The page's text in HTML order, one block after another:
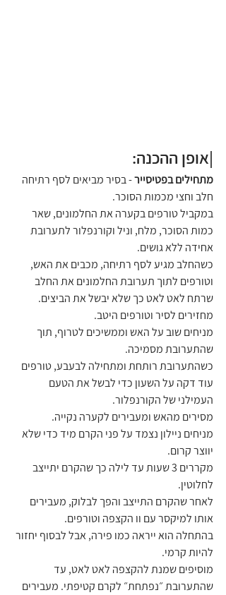
|אופן ההכנה:
מתחיליםבפטיסייר - בסיר מביאים לסף רתיחה
חלב וחצי מכמות הסוכר.
במקביל טורפים בקערה את החלמונים, שאר
כמות הסוכר, מלח, וניל וקורנפלור לתערובת
אחידה ללא גושים.
כשהחלב מגיע לסף רתיחה, מכבים את האש,
וטורפים לתוך תערובת החלמונים את החלב
שרתח לאט לאט כך שלא יבשל את הביצים.
מחזירים לסיר וטורפים היטב.
מניחים שוב על האש וממשיכים לטרוף, תוך
שהתערובת מסמיכה.
כשהתערובת רותחת ומתחילה לבעבע, טורפים
עוד דקה על השעון כדי לבשל את הטעם
העמילני של הקורנפלור.
מסירים מהאש ומעבירים לקערה נקייה.
מניחים ניילון נצמד על פני הקרם מיד כדי שלא
יווצר קרום.
מקררים 3 שעות עד לילה כך שהקרם יתייצב
לחלוטין.
לאחר שהקרם התייצב והפך לבלוק, מעבירים
אותו למיקסר עם וו הקצפה וטורפים.
בהתחלה הוא ייראה כמו פירה, אבל לבסוף יחזור
להיות קרמי.
מוסיפים שמנת להקצפה לאט לאט, עד
שהתערובת ״נפתחת״ לקרם קטיפתי. מעבירים